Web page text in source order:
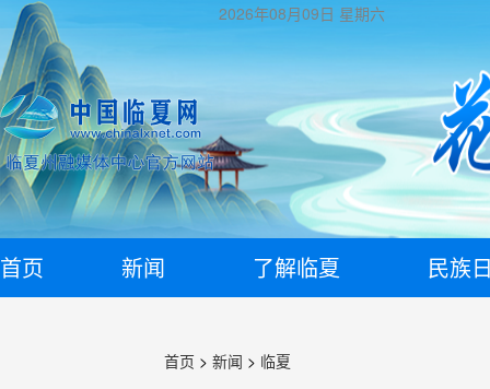
2026年08月09日 星期六
首页 新闻 了解临夏 民族
首页 > 新闻 > 临夏